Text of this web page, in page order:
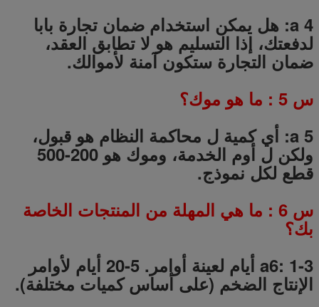
a 4: هل يمكن استخدام ضمان تجارة بابا
لدفعتك، إذا التسليم هو لا تطابق العقد،
ضمان التجارة ستكون آمنة لأموالك.
س 5 : ما هو موك؟
a 5: أي كمية ل محاكمة النظام هو قبول،
ولكن ل أوم الخدمة، وموك هو 200-500
قطع لكل نموذج.
س 6 : ما هي المهلة من المنتجات الخاصة
بك؟
a6: 1-3 أيام لعينة أوامر.
5-20 أيام لأوامر
الإنتاج الضخم (على أساس كميات مختلفة).